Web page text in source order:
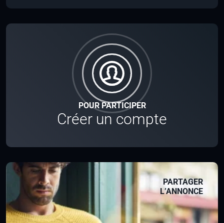
POUR PARTICIPER
Créer un compte
PARTAGER
L’ANNONCE